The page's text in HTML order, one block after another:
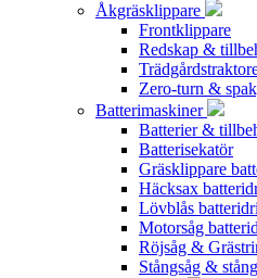
Åkgräsklippare
Frontklippare
Redskap &
Zero-turn &
Batterimaskiner
Batterier &
Batterisekatör
Gräsklippare
Häcksax
Lövblås
Motorsåg
Röjsåg &
Stångsåg &